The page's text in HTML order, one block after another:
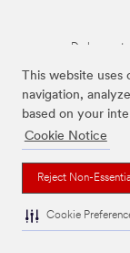
This website
navigation,
based on your
Cookie Notice
Reject Non-
Cookie
De